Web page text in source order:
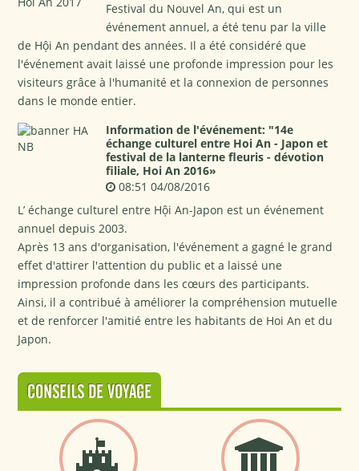
Festival du Nouvel An, qui est un
événement annuel, a été tenu par la ville
de Hội An pendant des années. Il a été considéré que
l'événement avait laissé une profonde impression pour les
visiteurs grâce à l'humanité et la connexion de personnes
dans le monde entier.
Information de l'événement: "14e
échange culturel entre Hoi An - Japon et
festival de la lanterne fleuris - dévotion
filiale, Hoi An 2016»
08:51 04/08/2016
L’ échange culturel entre Hội An-Japon est un événement
annuel depuis 2003.
Après 13 ans d'organisation, l'événement a gagné le grand
effet d'attirer l'attention du public et a laissé une
impression profonde dans les cœurs des participants.
Ainsi, il a contribué à améliorer la compréhension mutuelle
et de renforcer l'amitié entre les habitants de Hoi An et du
Japon.
CONSEILS DE VOYAGE